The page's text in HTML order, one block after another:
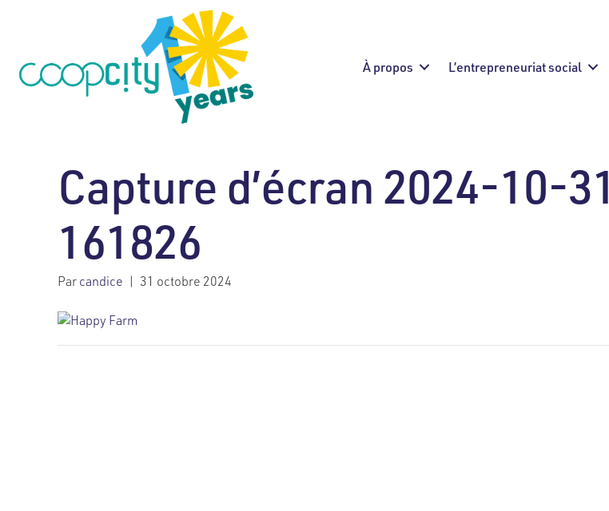
À propos L’entrepreneuriat social
Capture d’écran 2024-10-31
161826
Parcandice | 31 octobre 2024